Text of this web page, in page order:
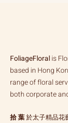
FoliageFloralis
based in Hong
range of floral
both corporate
拾 葉於太子精品花